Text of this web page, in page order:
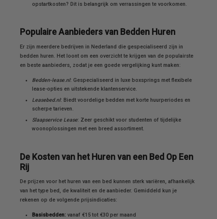
opstartkosten? Dit is belangrijk om verrassingen te voorkomen.
Populaire Aanbieders van Bedden Huren
Er zijn meerdere bedrijven in Nederland die gespecialiseerd zijn in
bedden huren. Het loont om een overzicht te krijgen van de populairste
en beste aanbieders, zodat je een goede vergelijking kunt maken:
Bedden-lease.nl: Gespecialiseerd in luxe boxsprings met flexibele
lease-opties en uitstekende klantenservice.
Leasebed.nl: Biedt voordelige bedden met korte huurperiodes en
scherpe tarieven.
Slaapservice Lease: Zeer geschikt voor studenten of tijdelijke
woonoplossingen met een breed assortiment.
De Kosten van het Huren van een Bed Op Een
Rij
De prijzen voor het huren van een bed kunnen sterk variëren, afhankelijk
van het type bed, de kwaliteit en de aanbieder. Gemiddeld kun je
rekenen op de volgende prijsindicaties:
Basisbedden:vanaf €15 tot €30 per maand